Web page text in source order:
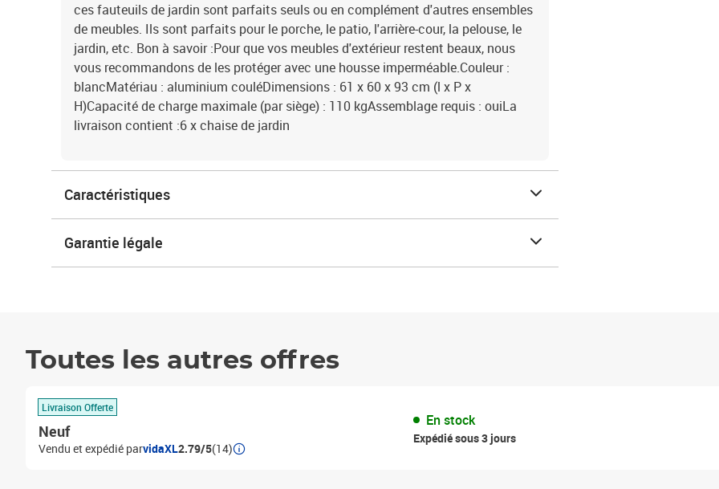
ces fauteuils de jardin sont parfaits seuls ou en complément d'autres ensembles
de meubles. Ils sont parfaits pour le porche, le patio, l'arrière-cour, la pelouse, le
jardin, etc. Bon à savoir :Pour que vos meubles d'extérieur restent beaux, nous
vous recommandons de les protéger avec une housse imperméable.Couleur :
blancMatériau : aluminium couléDimensions : 61 x 60 x 93 cm (l x P x
H)Capacité de charge maximale (par siège) : 110 kgAssemblage requis : ouiLa
livraison contient :6 x chaise de jardin
Caractéristiques
Garantie légale
Toutes les autres offres
Livraison Offerte
Neuf
Vendu et expédié parvidaXL2.79/5(14)
En stock
Expédié sous 3 jours